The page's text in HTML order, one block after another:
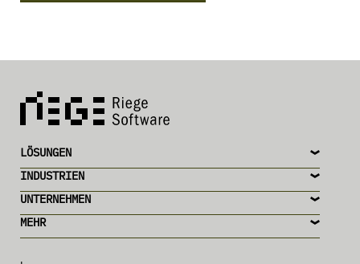
MEHR
UNTERNEHMEN
INDUSTRIEN
LÖSUNGEN